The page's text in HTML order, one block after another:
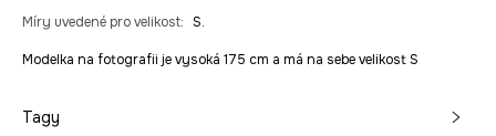
Míry uvedené pro velikost: S.
Modelka na fotografii je vysoká 175 cm a má na sebe velikost S
Tagy